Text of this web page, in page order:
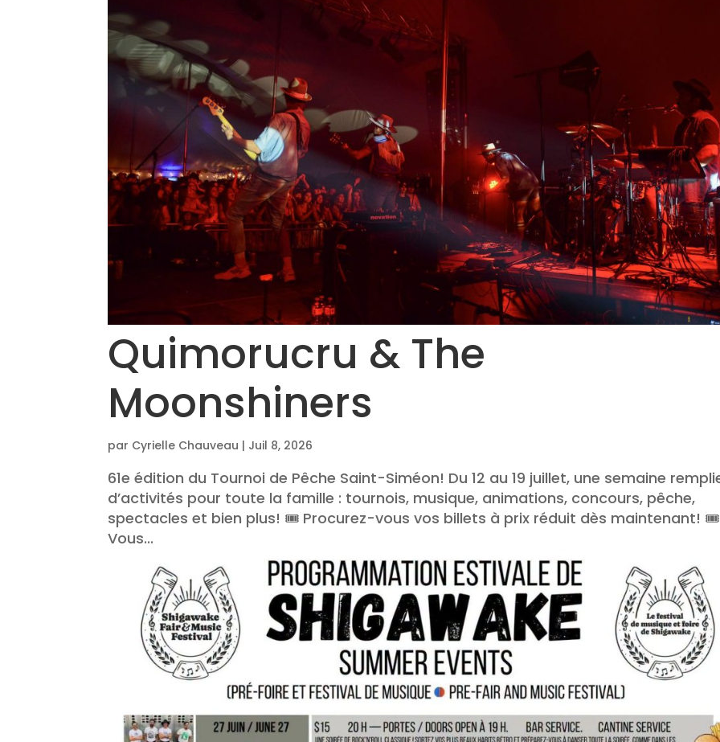
Quimorucru & The
Moonshiners
par Cyrielle Chauveau | Juil 8, 2026
61e édition du Tournoi de Pêche Saint-Siméon! Du 12 au 19 juillet, une semaine
d’activités pour toute la famille : tournois, musique, animations, concours, pêche,
spectacles et bien plus! 🎟️ Procurez-vous vos billets à prix réduit dès maintenant! 🎟️
Vous...